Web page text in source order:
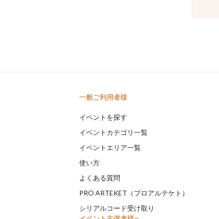
一般ご利用者様
イベントを探す
イベントカテゴリ一覧
イベントエリア一覧
使い方
よくある質問
PRO ARTEKET（プロアルテケト）
シリアルコード受け取り